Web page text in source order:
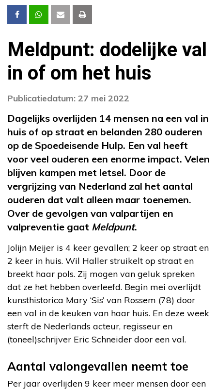
Meldpunt: dodelijke val
in of om het huis
Publicatiedatum: 27 mei 2022
Dagelijks overlijden 14 mensen na een val in
huis of op straat en belanden 280 ouderen
op de Spoedeisende Hulp. Een val heeft
voor veel ouderen een enorme impact. Velen
blijven kampen met letsel. Door de
vergrijzing van Nederland zal het aantal
ouderen dat valt alleen maar toenemen.
Over de gevolgen van valpartijen en
valpreventie gaat Meldpunt.
Jolijn Meijer is 4 keer gevallen; 2 keer op straat en
2 keer in huis. Wil Haller struikelt op straat en
breekt haar pols. Zij mogen van geluk spreken
dat ze het hebben overleefd. Begin mei overlijdt
kunsthistorica Mary ‘Sis’ van Rossem (78) door
een val in de keuken van haar huis. En deze week
sterft de Nederlands acteur, regisseur en
(toneel)schrijver Eric Schneider door een val.
Aantal valongevallen neemt toe
Per jaar overlijden 9 keer meer mensen door een